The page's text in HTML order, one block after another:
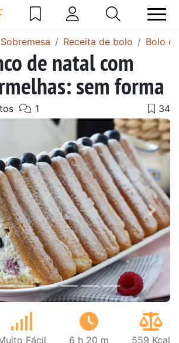
Sobremesa Receita de bolo Bolo
de natal com
sem forma
Next
Fácil 6 h 20 m 559 Kcal